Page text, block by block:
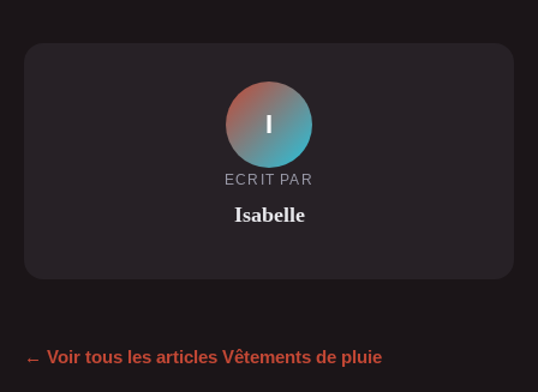
I
ECRIT PAR
Isabelle
← Voir tous les articles Vêtements de pluie